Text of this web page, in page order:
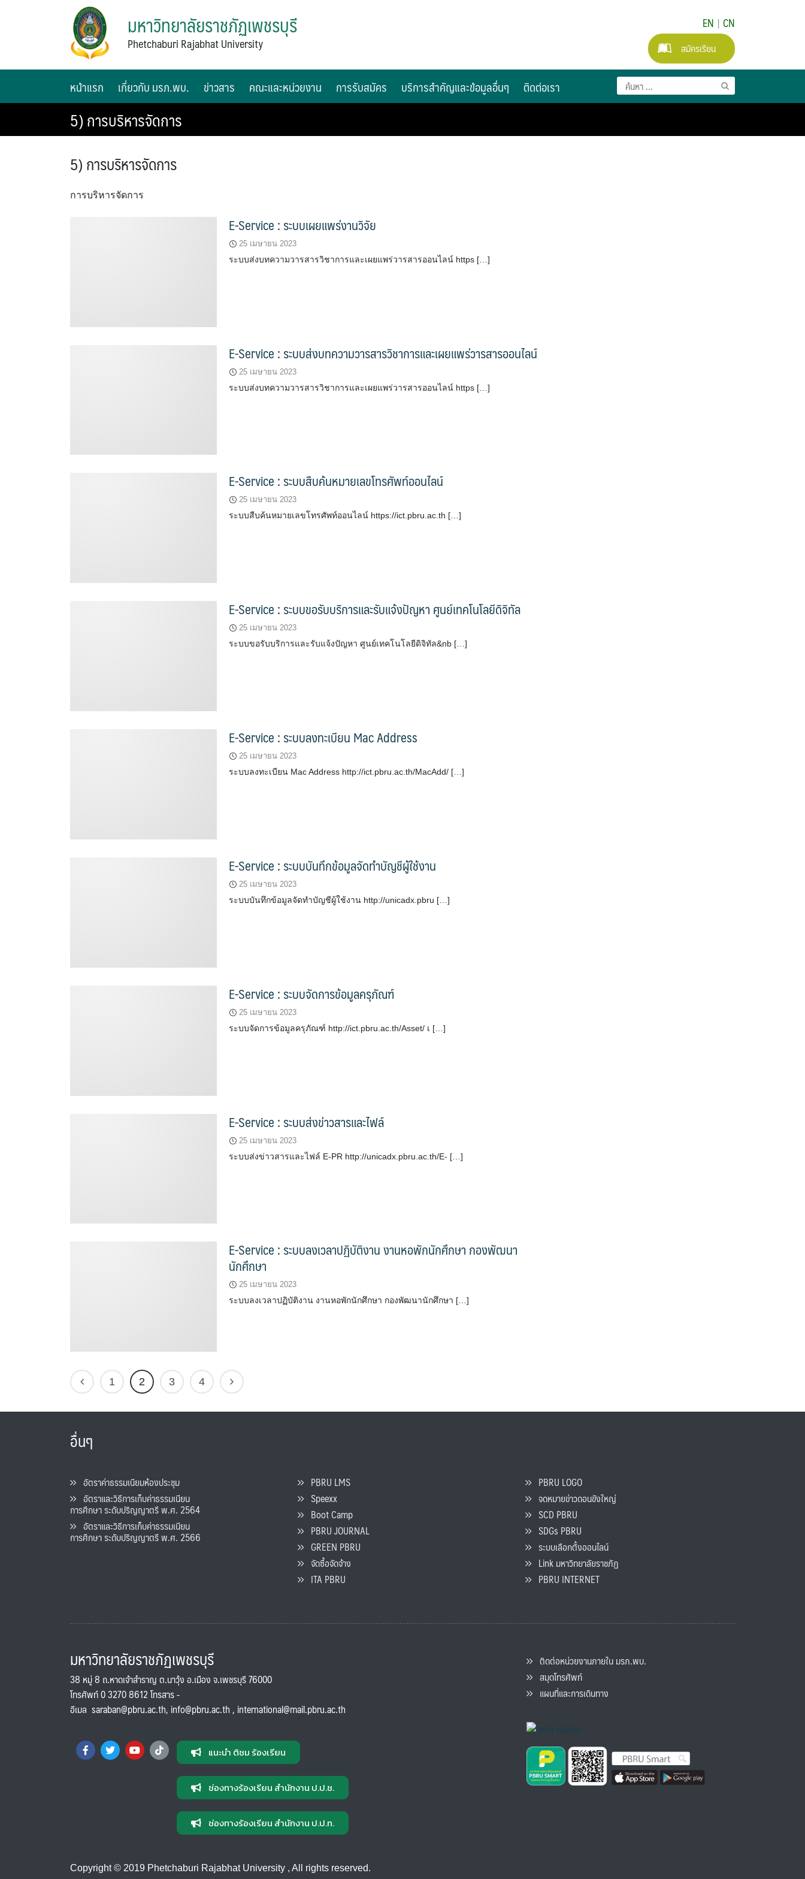
มหาวิทยาลัยราชภัฏเพชรบุรี
Phetchaburi Rajabhat University
EN | CN
สมัครเรียน
หน้าแรก เกี่ยวกับ มรภ.พบ. ข่าวสาร คณะและหน่วยงาน การรับสมัคร บริการสำคัญและข้อมูลอื่นๆ ติดต่อเรา
5) การบริหารจัดการ
5) การบริหารจัดการ
การบริหารจัดการ
E-Service : ระบบเผยแพร่งานวิจัย
25 เมษายน 2023
ระบบส่งบทความวารสารวิชาการและเผยแพร่วารสารออนไลน์ https […]
E-Service : ระบบส่งบทความวารสารวิชาการและเผยแพร่วารสารออนไลน์
25 เมษายน 2023
ระบบส่งบทความวารสารวิชาการและเผยแพร่วารสารออนไลน์ https […]
E-Service : ระบบสืบค้นหมายเลขโทรศัพท์ออนไลน์
25 เมษายน 2023
ระบบสืบค้นหมายเลขโทรศัพท์ออนไลน์ https://ict.pbru.ac.th […]
E-Service : ระบบขอรับบริการและรับแจ้งปัญหา ศูนย์เทคโนโลยีดิจิทัล
25 เมษายน 2023
ระบบขอรับบริการและรับแจ้งปัญหา ศูนย์เทคโนโลยีดิจิทัล&nb […]
E-Service : ระบบลงทะเบียน Mac Address
25 เมษายน 2023
ระบบลงทะเบียน Mac Address http://ict.pbru.ac.th/MacAdd/ […]
E-Service : ระบบบันทึกข้อมูลจัดทำบัญชีผู้ใช้งาน
25 เมษายน 2023
ระบบบันทึกข้อมูลจัดทำบัญชีผู้ใช้งาน http://unicadx.pbru […]
E-Service : ระบบจัดการข้อมูลครุภัณฑ์
25 เมษายน 2023
ระบบจัดการข้อมูลครุภัณฑ์ http://ict.pbru.ac.th/Asset/ เ […]
E-Service : ระบบส่งข่าวสารและไฟล์
25 เมษายน 2023
ระบบส่งข่าวสารและไฟล์ E-PR http://unicadx.pbru.ac.th/E- […]
E-Service : ระบบลงเวลาปฏิบัติงาน งานหอพักนักศึกษา กองพัฒนา
นักศึกษา
25 เมษายน 2023
ระบบลงเวลาปฏิบัติงาน งานหอพักนักศึกษา กองพัฒนานักศึกษา […]
1 2 3 4
อื่นๆ
อัตราค่าธรรมเนียมห้องประชุม
อัตราและวิธีการเก็บค่าธรรมเนียน
การศึกษา ระดับปริญญาตรี พ.ศ. 2564
อัตราและวิธีการเก็บค่าธรรมเนียน
การศึกษา ระดับปริญญาตรี พ.ศ. 2566
PBRU LMS
Speexx
Boot Camp
PBRU JOURNAL
GREEN PBRU
จัดซื้อจัดจ้าง
ITA PBRU
PBRU LOGO
จดหมายข่าวดอนขังใหญ่
SCD PBRU
SDGs PBRU
ระบบเลือกตั้งออนไลน์
Link มหาวิทยาลัยราชภัฏ
PBRU INTERNET
มหาวิทยาลัยราชภัฏเพชรบุรี
38 หมู่ 8 ถ.หาดเจ้าสำราญ ต.นาวุ้ง อ.เมือง จ.เพชรบุรี 76000
โทรศัพท์ 0 3270 8612 โทรสาร -
อีเมล saraban@pbru.ac.th, info@pbru.ac.th, international@mail.pbru.ac.th
แนะนำ ติชม ร้องเรียน
ช่องทางร้องเรียน สำนักงาน ป.ป.ช.
ช่องทางร้องเรียน สำนักงาน ป.ป.ท.
Copyright © 2019 Phetchaburi Rajabhat University , All rights reserved.
ติดต่อหน่วยงานภายใน มรภ.พบ.
สมุดโทรศัพท์
แผนที่และการเดินทาง